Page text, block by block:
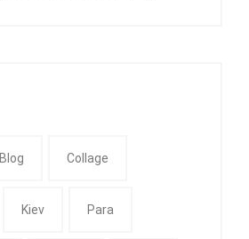
Blog Collage
Kiev Para